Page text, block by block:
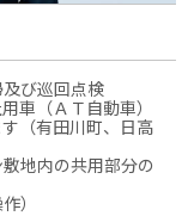
び巡回点検
車（ＡＴ自動車）
（有田川町、日高
地内の共用部分の
）